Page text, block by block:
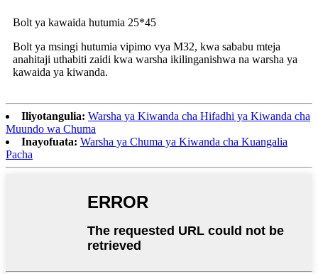
Bolt ya kawaida hutumia 25*45
Bolt ya msingi hutumia vipimo vya M32, kwa sababu mteja
anahitaji uthabiti zaidi kwa warsha ikilinganishwa na warsha ya
kawaida ya kiwanda.
Iliyotangulia: Warsha ya Kiwanda cha Hifadhi ya Kiwanda cha
Muundo wa Chuma
Inayofuata: Warsha ya Chuma ya Kiwanda cha Kuangalia
Pacha